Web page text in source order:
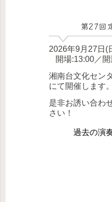
第27回
2026年9月27日(
開場:13:00／
湘南台文化セン
にて開催 します。
是非お誘い合わ
さい！
過去の演